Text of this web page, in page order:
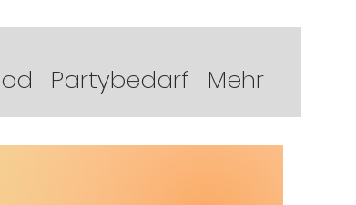
Partybedarf Mehr